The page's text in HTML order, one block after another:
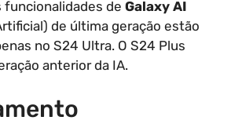
funcionalidades de Galaxy AI
de última geração estão
no S24 Ultra. O S24 Plus
anterior da IA.